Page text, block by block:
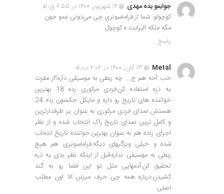
جوابمو بده مهدی
۱۴ شهریور, ۱۴۰۰ در ۸:۵۵ ق٫ظ
کوچولو. شما از فراماسونری چی می‌دونی عمو جون
مگه ملکه الیزابت ه کوچول
پاسخ
Metal
۱۳ آبان, ۱۴۰۰ در ۷:۰۶ ب٫ظ
خب آخه هم ج…. چه ربطی به موسیقی داره؟از مغزت
یه ذره استفاده کن.فردی مرکوری رده 18 بهترین
خواننده های تاریخ رو داره و مایکل جکسون رده 24
هستش.صدای فردی مرکوری به عنوان پر طرفدارترین
و کامل ترین صدای تاریخ راک انتخاب شده و از نظر
اجرای زنده هم به عنوان بهترین خواننده تاریخ انتخاب
شده و خیلی ویژگیهای دیگه.فراماسونری هم هیچ
ربطی به موسیقی نداره.قبل از اینکه نظر بدی یه ذره
تحقیق کن.آدمهایی مثل تو این فضا رو به گند
کشیدن.درباره همه چی حرف میزنن الا اون مطلب
اصلی.